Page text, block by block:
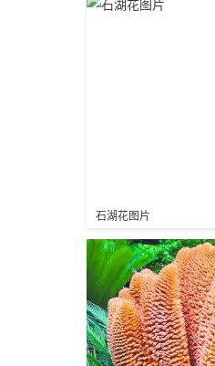
石湖花图片